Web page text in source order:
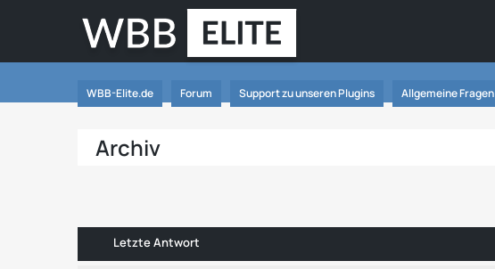
WBB-Elite.de Forum Support zu unseren Plugins Allgemeine Fragen
Archiv
Letzte Antwort